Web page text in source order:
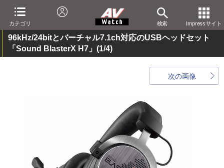
カテゴリ 検索 Impressサイト
96kHz/24bitとバーチャル7.1ch対応のUSBヘッドセット
「Sound BlasterX H7」 (1/4)
次の画像